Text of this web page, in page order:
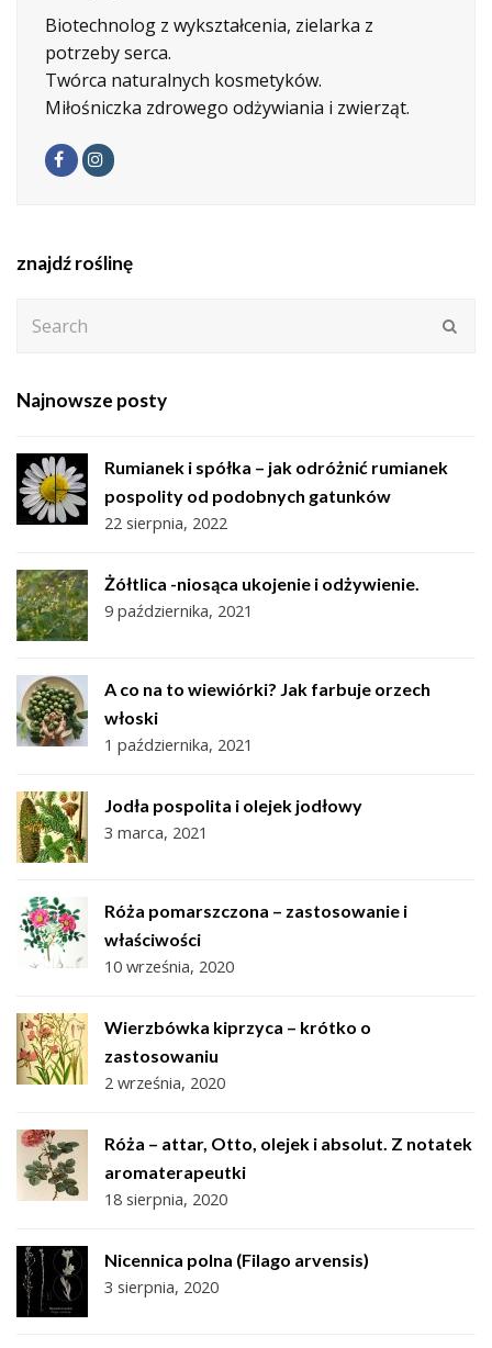
Biotechnolog z wykształcenia, zielarka z
potrzeby serca.
Twórca naturalnych kosmetyków.
Miłośniczka zdrowego odżywiania i zwierząt.
FacebookInstagram
znajdź roślinę
Najnowsze posty
Rumianek i spółka – jak odróżnić rumianek
pospolity od podobnych gatunków
22 sierpnia, 2022
Żółtlica -niosąca ukojenie i odżywienie.
9 października, 2021
A co na to wiewiórki? Jak farbuje orzech
włoski
1 października, 2021
Jodła pospolita i olejek jodłowy
3 marca, 2021
Róża pomarszczona – zastosowanie i
właściwości
10 września, 2020
Wierzbówka kiprzyca – krótko o
zastosowaniu
2 września, 2020
Róża – attar, Otto, olejek i absolut. Z notatek
aromaterapeutki
18 sierpnia, 2020
Nicennica polna (Filago arvensis)
3 sierpnia, 2020